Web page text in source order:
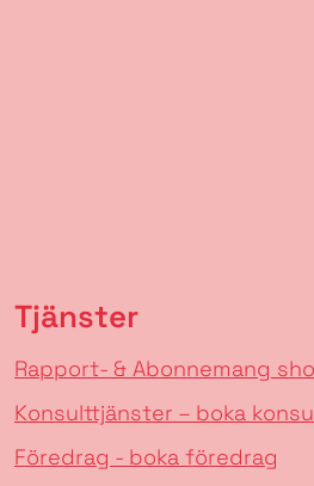
Tjänster
Rapport- & Abonnemang
Konsulttjänster – boka
Föredrag - boka föredrag